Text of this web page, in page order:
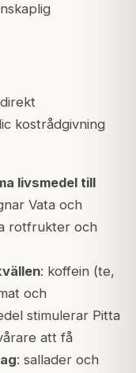
kostrådgivning
livsmedel till
Vata och
rotfrukter och
: koffein (te,
och
stimulerar Pitta
att få
: sallader och